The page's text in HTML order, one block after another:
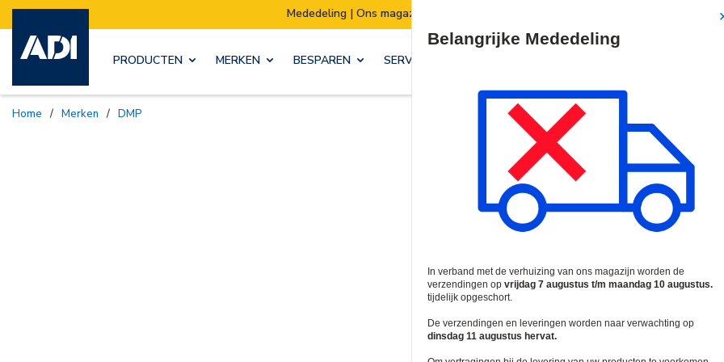
Mededeling | Ons magazijn verhuist:
PRODUCTEN MERKEN BESPAREN SERVICES & OPLOSSINGEN
Home / Merken / DMP